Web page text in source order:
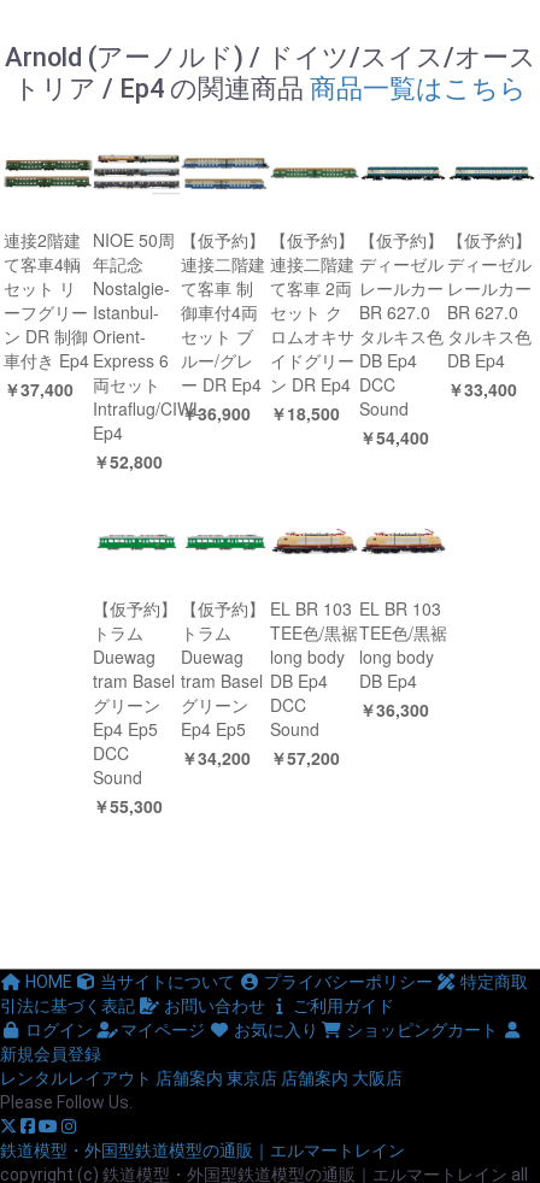
Arnold (アーノルド) / ドイツ/スイス/オース
トリア / Ep4 の関連商品 商品一覧はこちら
連接2階建
て客車4輌
セット リ
ーフグリー
ン DR 制御
車付き Ep4
￥37,400
NIOE 50周
年記念
Nostalgie-
Istanbul-
Orient-
Express 6
両セット
Intraflug/CIWL
Ep4
￥52,800
【仮予約】
連接二階建
て客車 制
御車付4両
セット ブ
ルー/グレ
ー DR Ep4
￥36,900
【仮予約】
連接二階建
て客車 2両
セット ク
ロムオキサ
イドグリー
ン DR Ep4
￥18,500
【仮予約】
ディーゼル
レールカー
BR 627.0
タルキス色
DB Ep4
DCC
Sound
￥54,400
【仮予約】
ディーゼル
レールカー
BR 627.0
タルキス色
DB Ep4
￥33,400
【仮予約】
トラム
Duewag
tram Basel
グリーン
Ep4 Ep5
DCC
Sound
￥55,300
【仮予約】
トラム
Duewag
tram Basel
グリーン
Ep4 Ep5
￥34,200
EL BR 103
TEE色/黒裾
long body
DB Ep4
DCC
Sound
￥57,200
EL BR 103
TEE色/黒裾
long body
DB Ep4
￥36,300
HOME 当サイトについて プライバシーポリシー
特定商取
引法に基づく表記
お問い合わせ
ご利用ガイド
ログイン
マイページ お気に入り
ショッピングカート
新規会員登録
レンタルレイアウト 店舗案内 東京店 店舗案内 大阪店
Please Follow Us.
鉄道模型・外国型鉄道模型の通販｜エルマートレイン
copyright (c) 鉄道模型・外国型鉄道模型の通販｜エルマートレイン all